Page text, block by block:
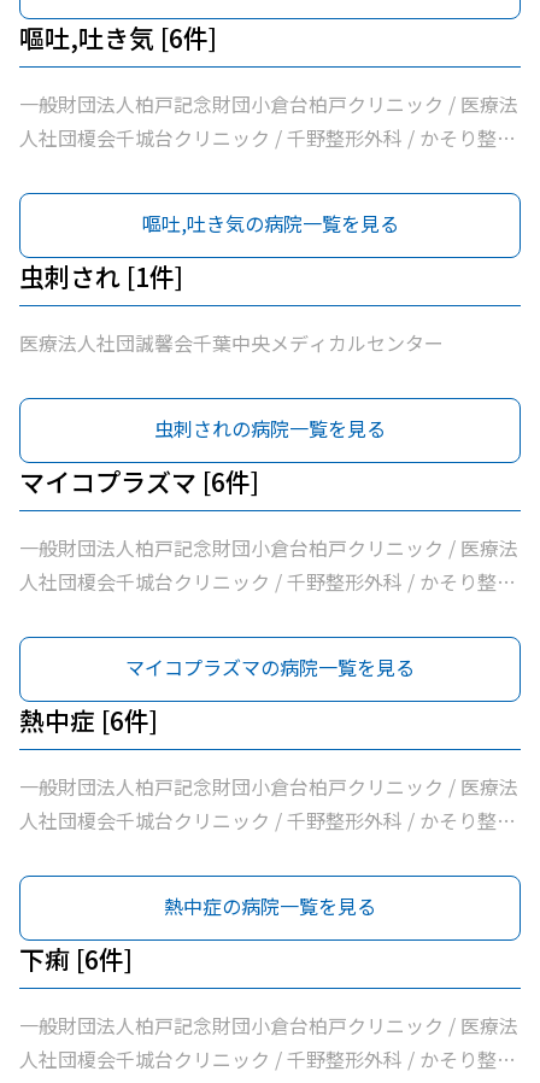
嘔吐,吐き気 [6件]
一般財団法人柏戸記念財団小倉台柏戸クリニック / 医療法
人社団榎会千城台クリニック / 千野整形外科 / かそり整形
千葉市桜木園
嘔吐,吐き気の病院一覧を見る
虫刺され [1件]
医療法人社団誠馨会千葉中央メディカルセンター
虫刺されの病院一覧を見る
マイコプラズマ [6件]
一般財団法人柏戸記念財団小倉台柏戸クリニック / 医療法
人社団榎会千城台クリニック / 千野整形外科 / かそり整形
千葉市桜木園
マイコプラズマの病院一覧を見る
熱中症 [6件]
一般財団法人柏戸記念財団小倉台柏戸クリニック / 医療法
人社団榎会千城台クリニック / 千野整形外科 / かそり整形
千葉市桜木園
熱中症の病院一覧を見る
下痢 [6件]
一般財団法人柏戸記念財団小倉台柏戸クリニック / 医療法
人社団榎会千城台クリニック / 千野整形外科 / かそり整形